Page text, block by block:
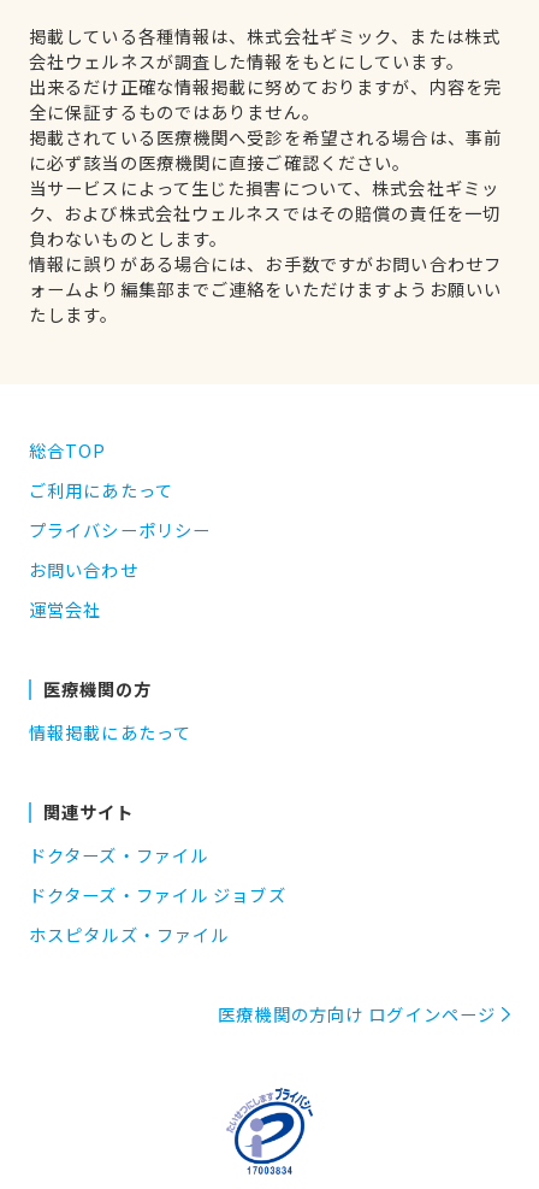
掲載している各種情報は、株式会社ギミック、または株式
会社ウェルネスが調査した情報をもとにしています。
出来るだけ正確な情報掲載に努めておりますが、内容を完
全に保証するものではありません。
掲載されている医療機関へ受診を希望される場合は、事前
に必ず該当の医療機関に直接ご確認ください。
当サービスによって生じた損害について、株式会社ギミッ
ク、および株式会社ウェルネスではその賠償の責任を一切
負わないものとします。
情報に誤りがある場合には、お手数ですがお問い合わせフ
ォームより編集部までご連絡をいただけますようお願いい
たします。
総合TOP
ご利用にあたって
プライバシーポリシー
お問い合わせ
運営会社
医療機関の方
情報掲載にあたって
関連サイト
ドクターズ・ファイル
ドクターズ・ファイル ジョブズ
ホスピタルズ・ファイル
医療機関の方向け ログインページ